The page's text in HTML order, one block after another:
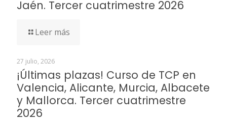
Jaén. Tercer cuatrimestre 2026
Leer más
27 julio, 2026
¡Últimas plazas! Curso de TCP en
Valencia, Alicante, Murcia, Albacete
y Mallorca. Tercer cuatrimestre
2026